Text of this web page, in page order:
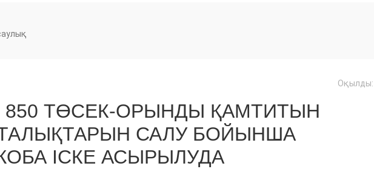
Оқылды:
850 ТӨСЕК-ОРЫНДЫ ҚАМТИТЫН
САЛУ БОЙЫНША
ІСКЕ АСЫРЫЛУДА